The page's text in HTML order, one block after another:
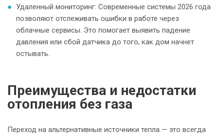
Удаленный мониторинг: Современные системы 2026 года
позволяют отслеживать ошибки в работе через
облачные сервисы. Это помогает выявить падение
давления или сбой датчика до того, как дом начнет
остывать.
Преимущества и недостатки
отопления без газа
Переход на альтернативные источники тепла — это всегда